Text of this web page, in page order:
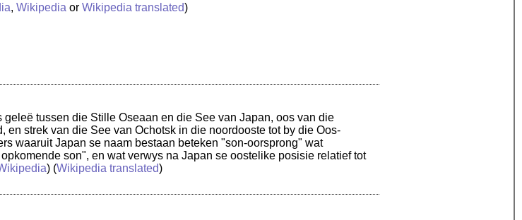
, Wikipedia or Wikipedia translated)
tussen die Stille Oseaan en die See van Japan, oos van die
strek van die See van Ochotsk in die noordooste tot by die Oos-
waaruit Japan se naam bestaan beteken "son-oorsprong" wat
son", en wat verwys na Japan se oostelike posisie relatief tot
) (Wikipedia translated)